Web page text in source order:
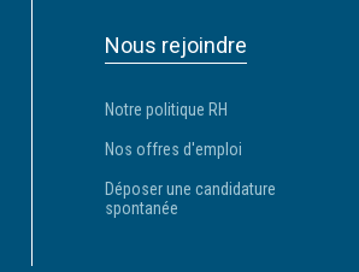
Nous rejoindre
Notre politique RH
Nos offres d'emploi
Déposer une candidature
spontanée